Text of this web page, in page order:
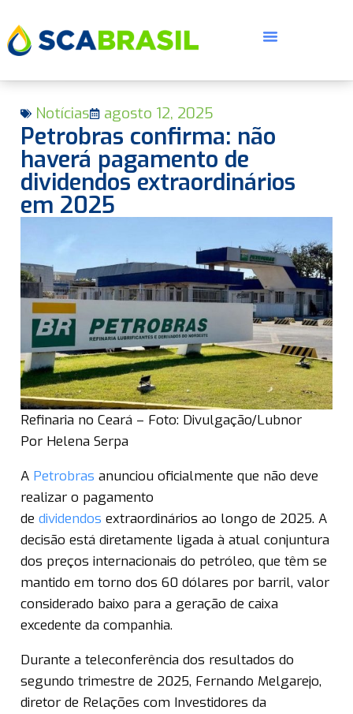
Notícias agosto 12, 2025
Petrobras confirma: não
haverá pagamento de
dividendos extraordinários
em 2025
Refinaria no Ceará – Foto: Divulgação/Lubnor
Por Helena Serpa
A Petrobras anunciou oficialmente que não deve
realizar o pagamento
de dividendos extraordinários ao longo de 2025. A
decisão está diretamente ligada à atual conjuntura
dos preços internacionais do petróleo, que têm se
mantido em torno dos 60 dólares por barril, valor
considerado baixo para a geração de caixa
excedente da companhia.
Durante a teleconferência dos resultados do
segundo trimestre de 2025, Fernando Melgarejo,
diretor de Relações com Investidores da